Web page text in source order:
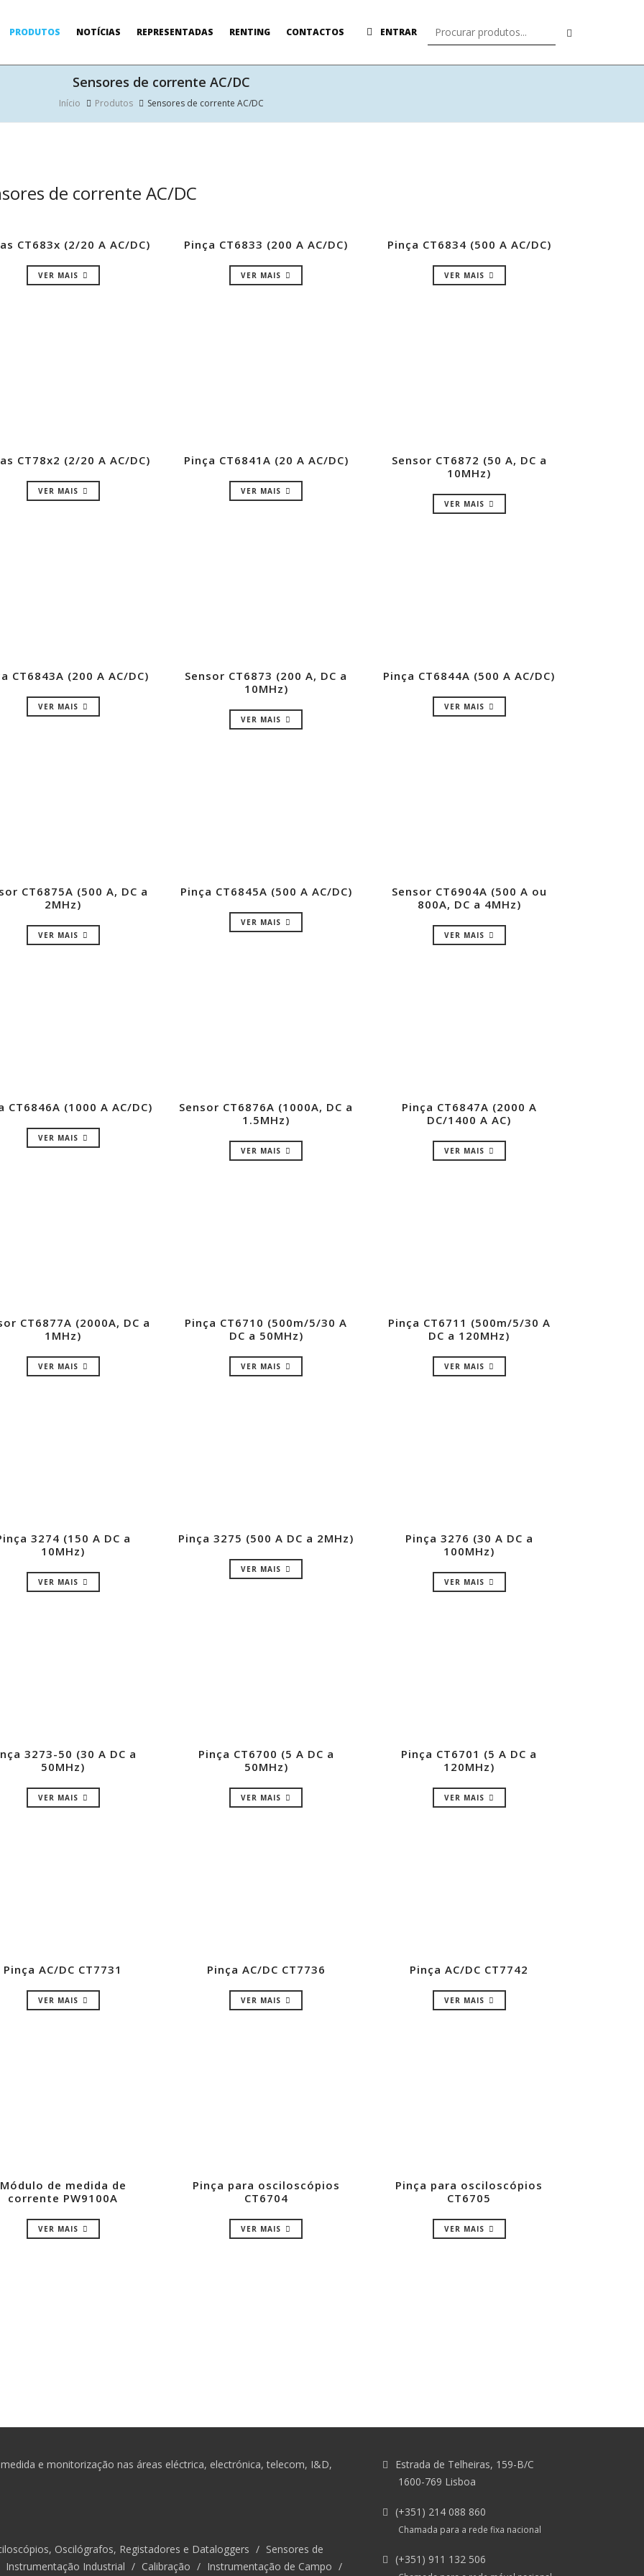
PRODUTOS NOTÍCIAS REPRESENTADAS RENTING CONTACTOS ENTRAR
Sensores de corrente AC/DC
Início Produtos Sensores de corrente AC/DC
de corrente AC/DC
CT683x (2/20 A AC/DC)
VER MAIS
Pinça CT6833 (200 A AC/DC)
VER MAIS
Pinça CT6834 (500 A AC/DC)
VER MAIS
CT78x2 (2/20 A AC/DC)
VER MAIS
Pinça CT6841A (20 A AC/DC)
VER MAIS
Sensor CT6872 (50 A, DC a
10MHz)
VER MAIS
CT6843A (200 A AC/DC)
VER MAIS
Sensor CT6873 (200 A, DC a
10MHz)
VER MAIS
Pinça CT6844A (500 A AC/DC)
VER MAIS
CT6875A (500 A, DC a
2MHz)
VER MAIS
Pinça CT6845A (500 A AC/DC)
VER MAIS
Sensor CT6904A (500 A ou
800A, DC a 4MHz)
VER MAIS
CT6846A (1000 A AC/DC)
VER MAIS
Sensor CT6876A (1000A, DC a
1.5MHz)
VER MAIS
Pinça CT6847A (2000 A
DC/1400 A AC)
VER MAIS
CT6877A (2000A, DC a
1MHz)
VER MAIS
Pinça CT6710 (500m/5/30 A
DC a 50MHz)
VER MAIS
Pinça CT6711 (500m/5/30 A
DC a 120MHz)
VER MAIS
3274 (150 A DC a
10MHz)
VER MAIS
Pinça 3275 (500 A DC a 2MHz)
VER MAIS
Pinça 3276 (30 A DC a
100MHz)
VER MAIS
3273-50 (30 A DC a
50MHz)
VER MAIS
Pinça CT6700 (5 A DC a
50MHz)
VER MAIS
Pinça CT6701 (5 A DC a
120MHz)
VER MAIS
Pinça AC/DC CT7731
VER MAIS
Pinça AC/DC CT7736
VER MAIS
Pinça AC/DC CT7742
VER MAIS
Módulo de medida de
corrente PW9100A
VER MAIS
Pinça para osciloscópios
CT6704
VER MAIS
Pinça para osciloscópios
CT6705
VER MAIS
e monitorização nas áreas eléctrica, electrónica, telecom, I&D,
Oscilógrafos, Registadores e Dataloggers / Sensores de
Instrumentação Industrial / Calibração / Instrumentação de Campo /
Estrada de Telheiras, 159-B/C
1600-769 Lisboa
(+351) 214 088 860
Chamada para a rede fixa nacional
(+351) 911 132 506